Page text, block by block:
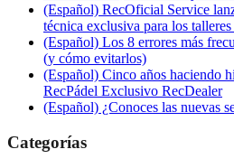
(Español) RecOficial Service
técnica exclusiva para los
(Español) Los 8 errores más
(y cómo evitarlos)
(Español) Cinco años haciendo
RecPádel Exclusivo RecDealer
(Español) ¿Conoces las nuevas
Categorías